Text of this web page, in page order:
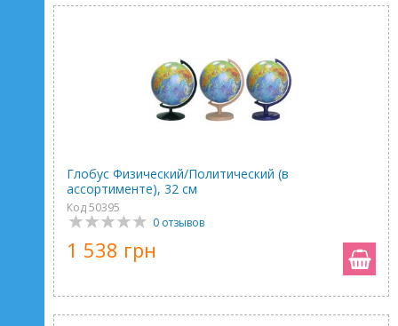
Глобус Физический/Политический (в
ассортименте), 32 см
Код 50395
0 отзывов
1 538 грн